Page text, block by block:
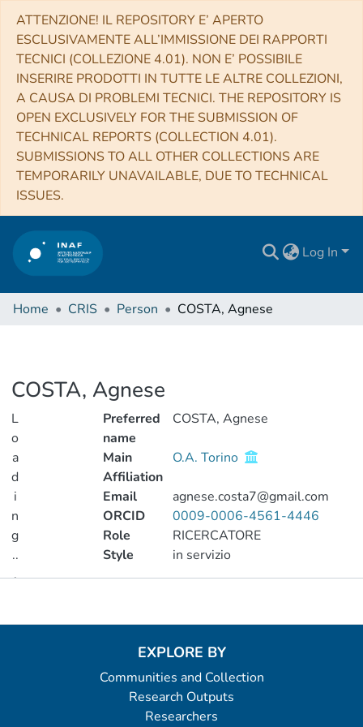
ATTENZIONE! IL REPOSITORY E’ APERTO
ESCLUSIVAMENTE ALL’IMMISSIONE DEI RAPPORTI
TECNICI (COLLEZIONE 4.01). NON E’ POSSIBILE
INSERIRE PRODOTTI IN TUTTE LE ALTRE COLLEZIONI,
A CAUSA DI PROBLEMI TECNICI. THE REPOSITORY IS
OPEN EXCLUSIVELY FOR THE SUBMISSION OF
TECHNICAL REPORTS (COLLECTION 4.01).
SUBMISSIONS TO ALL OTHER COLLECTIONS ARE
TEMPORARILY UNAVAILABLE, DUE TO TECHNICAL
ISSUES.
Log In
Home CRIS Person COSTA, Agnese
COSTA, Agnese
L
o
a
d
i
n
g
..
.
Preferred
name
COSTA, Agnese
Main
Affiliation
O.A. Torino
Email
agnese.costa7@gmail.com
ORCID
0009-0006-4561-4446
Role
RICERCATORE
Style
in servizio
EXPLORE BY
Communities and Collection
Research Outputs
Researchers